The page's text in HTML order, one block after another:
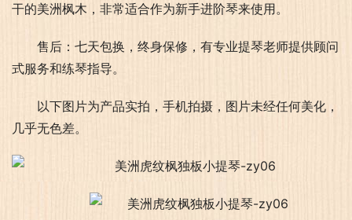
干的美洲枫木，非常适合作为新手进阶琴来使用。
售后：七天包换，终身保修，有专业提琴老师提供顾问
式服务和练琴指导。
以下图片为产品实拍，手机拍摄，图片未经任何美化，
几乎无色差。